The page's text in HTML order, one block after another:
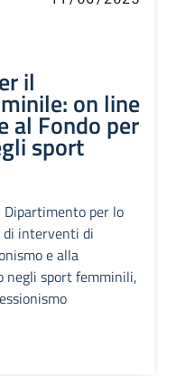
il
on line
al Fondo per
sport
Dipartimento per lo
di interventi di
e alla
negli sport femminili,